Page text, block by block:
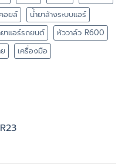
อยล์
น้ำยาล้างระบบแอร์
าแอร์รถยนต์
หัววาล์ว R600
เครื่องมือ